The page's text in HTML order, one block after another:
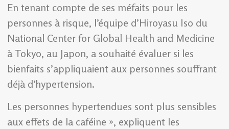
En tenant compte de ses méfaits pour les
personnes à risque, l’équipe d’Hiroyasu Iso du
National Center for Global Health and Medicine
à Tokyo, au Japon, a souhaité évaluer si les
bienfaits s’appliquaient aux personnes souffrant
déjà d’hypertension.
Les personnes hypertendues sont plus sensibles
aux effets de la caféine », expliquent les